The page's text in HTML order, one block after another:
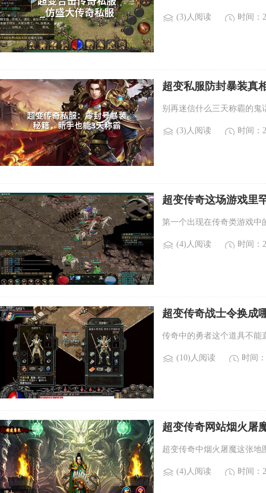
(3)人阅读 时间：
超变私服防封暴装真
别再迷信什么三天称霸的
(3)人阅读 时间：
超变传奇这场游戏里
第一个出现在传奇类游戏中
(4)人阅读 时间：
超变传奇战士令换成
传奇中的勇者这个道具不能
(10)人阅读 时间
超变传奇网站烟火屠
超变传奇中烟火屠魔这张地
(4)人阅读 时间：